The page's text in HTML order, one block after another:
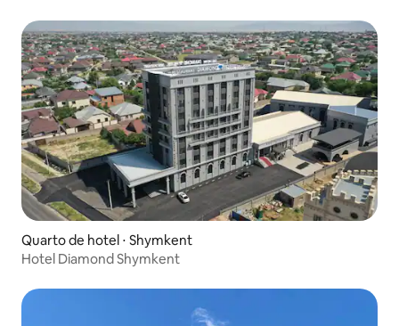
Quarto de hotel ⋅ Shymkent
Hotel Diamond Shymkent